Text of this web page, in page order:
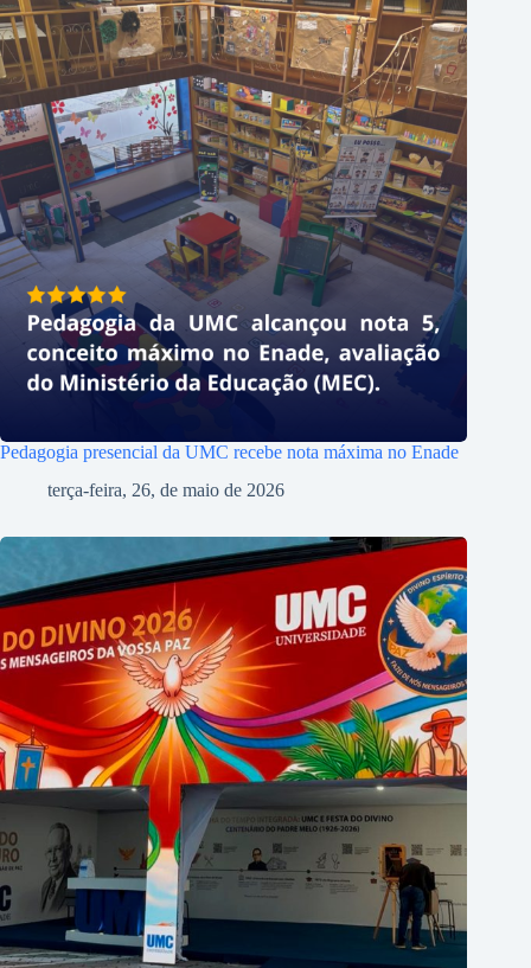
Pedagogia presencial da UMC recebe nota máxima no Enade
terça-feira, 26, de maio de 2026